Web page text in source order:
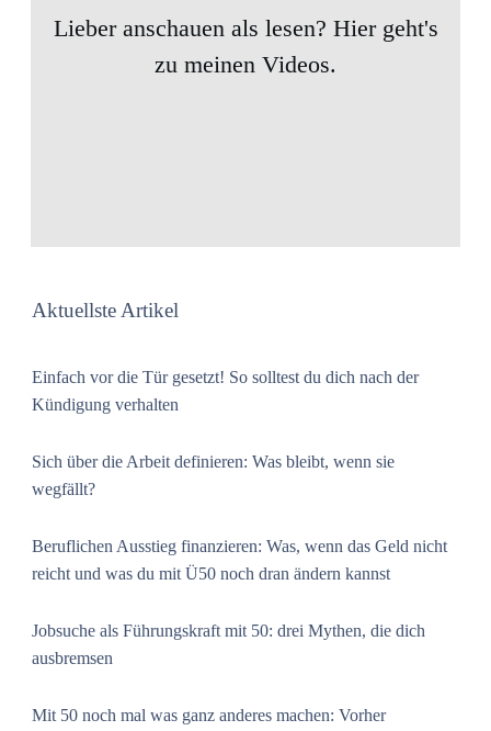
Lieber anschauen als lesen? Hier geht's
zu meinen Videos.
Aktuellste Artikel
Einfach vor die Tür gesetzt! So solltest du dich nach der
Kündigung verhalten
Sich über die Arbeit definieren: Was bleibt, wenn sie
wegfällt?
Beruflichen Ausstieg finanzieren: Was, wenn das Geld nicht
reicht und was du mit Ü50 noch dran ändern kannst
Jobsuche als Führungskraft mit 50: drei Mythen, die dich
ausbremsen
Mit 50 noch mal was ganz anderes machen: Vorher